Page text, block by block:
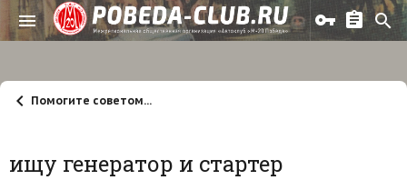
Помогите советом...
ищу генератор и стартер